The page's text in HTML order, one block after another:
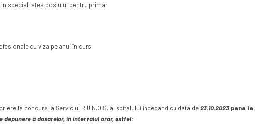
specialitatea postului pentru primar
cu viza pe anul în curs
la concurs la Serviciul R.U.N.O.S. al spitalului incepand cu data de23.10.2023 pana la
depunere a dosarelor, in intervalul orar, astfel: